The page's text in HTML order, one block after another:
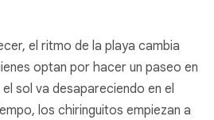
el ritmo de la playa cambia
optan por hacer un paseo en
sol va desapareciendo en el
los chiringuitos empiezan a